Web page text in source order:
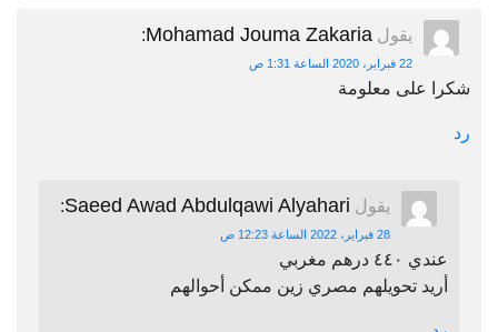
يقول Mohamad Jouma Zakaria
:
22 فبراير، 2020 الساعة 1:31 ص
شكرا على معلومة
رد
يقول Saeed Awad Abdulqawi Alyahari
:
28 فبراير، 2022 الساعة 12:23 ص
عندي ٤٤٠ درهم مغربي
أريد تحويلهم مصري زين ممكن أحوالهم